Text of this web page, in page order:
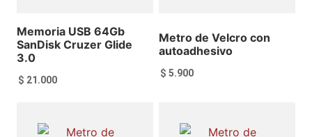
Memoria USB 64Gb
SanDisk Cruzer Glide
3.0
$ 21.000
Metro de Velcro con
autoadhesivo
$ 5.900